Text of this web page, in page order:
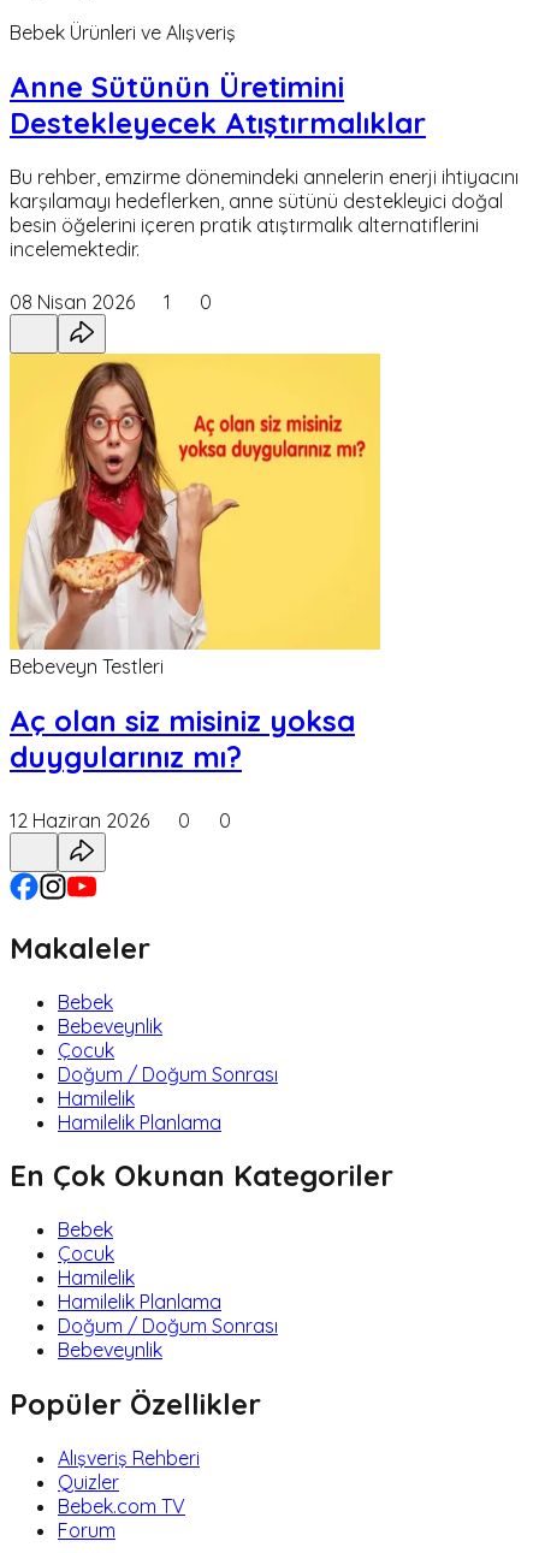
Bebek Ürünleri ve Alışveriş
Anne Sütünün Üretimini
Destekleyecek Atıştırmalıklar
Bu rehber, emzirme dönemindeki annelerin enerji ihtiyacını
karşılamayı hedeflerken, anne sütünü destekleyici doğal
besin öğelerini içeren pratik atıştırmalık alternatiflerini
incelemektedir.
08 Nisan 2026 1 0
Bebeveyn Testleri
Aç olan siz misiniz yoksa
duygularınız mı?
12 Haziran 2026 0 0
Makaleler
Bebek
Bebeveynlik
Çocuk
Doğum / Doğum Sonrası
Hamilelik
Hamilelik Planlama
En Çok Okunan Kategoriler
Bebek
Çocuk
Hamilelik
Hamilelik Planlama
Doğum / Doğum Sonrası
Bebeveynlik
Popüler Özellikler
Alışveriş Rehberi
Quizler
Bebek.com TV
Forum